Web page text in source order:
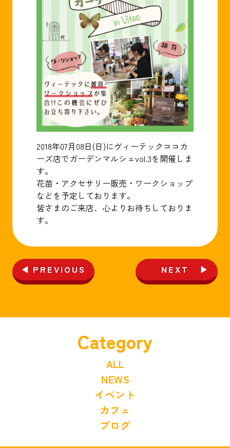
2018年07月08日(日)にヴィーテックココカ
ーズ店でガーデンマルシェvol.3を開催しま
す。
花苗・アクセサリー販売・ワークショップ
などを予定しております。
皆さまのご来店、心よりお待ちしておりま
す。
PREVIOUS NEXT
Category
ALL
NEWS
イベント
カフェ
ブログ